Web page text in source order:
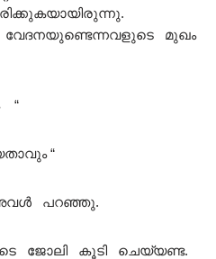
വേദനയുണ്ടെന്നവളുടെ മുഖം
“
“
പറഞ്ഞു.
ജോലി കൂടി ചെയ്യണ്ട.